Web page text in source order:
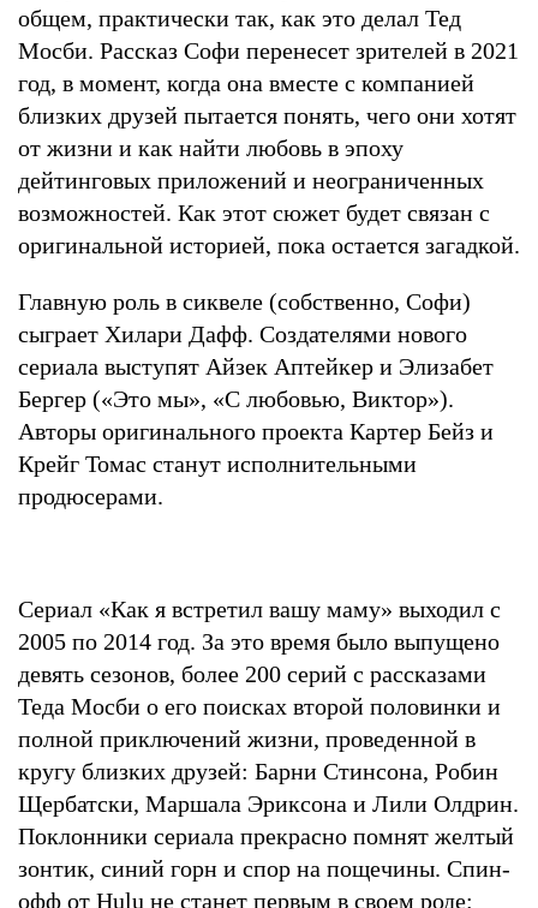
общем, практически так, как это делал Тед
Мосби. Рассказ Софи перенесет зрителей в 2021
год, в момент, когда она вместе с компанией
близких друзей пытается понять, чего они хотят
от жизни и как найти любовь в эпоху
дейтинговых приложений и неограниченных
возможностей. Как этот сюжет будет связан с
оригинальной историей, пока остается загадкой.
Главную роль в сиквеле (собственно, Софи)
сыграет Хилари Дафф. Создателями нового
сериала выступят Айзек Аптейкер и Элизабет
Бергер («Это мы», «С любовью, Виктор»).
Авторы оригинального проекта Картер Бейз и
Крейг Томас станут исполнительными
продюсерами.
Сериал «Как я встретил вашу маму» выходил с
2005 по 2014 год. За это время было выпущено
девять сезонов, более 200 серий с рассказами
Теда Мосби о его поисках второй половинки и
полной приключений жизни, проведенной в
кругу близких друзей: Барни Стинсона, Робин
Щербатски, Маршала Эриксона и Лили Олдрин.
Поклонники сериала прекрасно помнят желтый
зонтик, синий горн и спор на пощечины. Спин-
офф от Hulu не станет первым в своем роде: